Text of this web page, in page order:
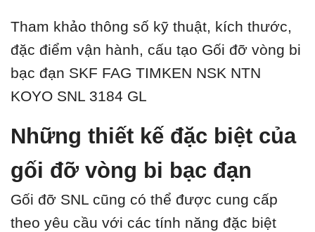
Tham khảo thông số kỹ thuật, kích thước,
đặc điểm vận hành, cấu tạo Gối đỡ vòng bi
bạc đạn SKF FAG TIMKEN NSK NTN
KOYO SNL 3184 GL
Những thiết kế đặc biệt của
gối đỡ vòng bi bạc đạn
Gối đỡ SNL cũng có thể được cung cấp
theo yêu cầu với các tính năng đặc biệt